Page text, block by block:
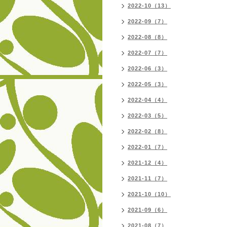
2022-10（13）
2022-09（7）
2022-08（8）
2022-07（7）
2022-06（3）
2022-05（3）
2022-04（4）
2022-03（5）
2022-02（8）
2022-01（7）
2021-12（4）
2021-11（7）
2021-10（10）
2021-09（6）
2021-08（7）